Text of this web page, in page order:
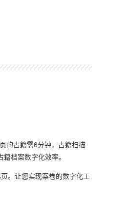
的古籍需6分钟，古籍扫描
档案数字化效率。
。让您实现案卷的数字化工